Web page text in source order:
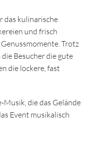
das kulinarische
und frisch
Trotz
Besucher die gute
die lockere, fast
Musik, die das Gelände
Event musikalisch